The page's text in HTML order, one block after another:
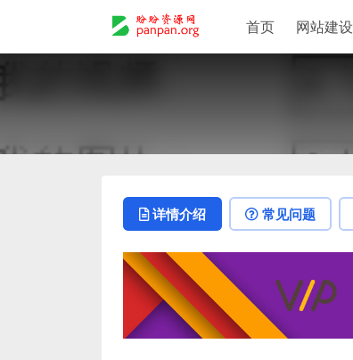
首页 网站建设
详情介绍 常见问题